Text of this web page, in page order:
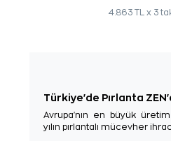
4.863 TL x 3
Türkiye'de Pırlanta
Avrupa'nın en büyük
yılın pırlantalı mücevher